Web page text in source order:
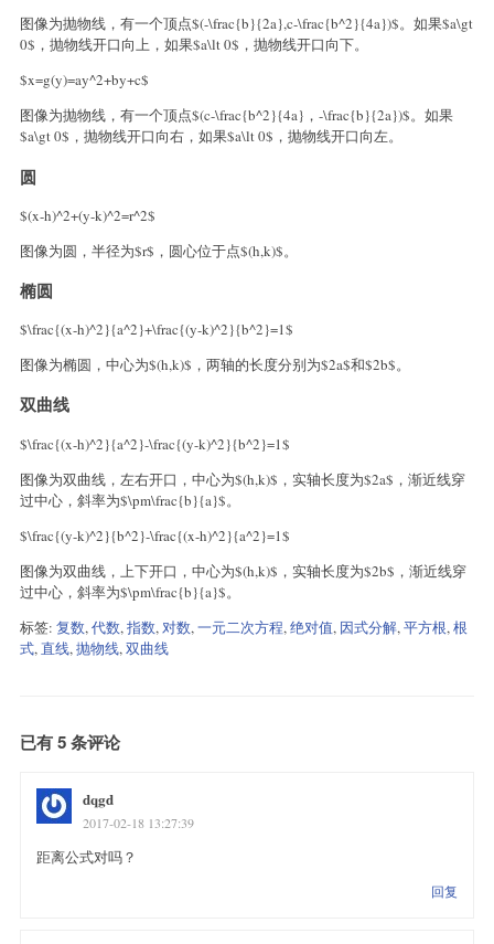
图像为抛物线，有一个顶点$(-\frac{b}{2a},c-\frac{b^2}{4a})$。如果$a\gt
0$，抛物线开口向上，如果$a\lt 0$，抛物线开口向下。
$x=g(y)=ay^2+by+c$
图像为抛物线，有一个顶点$(c-\frac{b^2}{4a}，-\frac{b}{2a})$。如果
$a\gt 0$，抛物线开口向右，如果$a\lt 0$，抛物线开口向左。
圆
$(x-h)^2+(y-k)^2=r^2$
图像为圆，半径为$r$，圆心位于点$(h,k)$。
椭圆
$\frac{(x-h)^2}{a^2}+\frac{(y-k)^2}{b^2}=1$
图像为椭圆，中心为$(h,k)$，两轴的长度分别为$2a$和$2b$。
双曲线
$\frac{(x-h)^2}{a^2}-\frac{(y-k)^2}{b^2}=1$
图像为双曲线，左右开口，中心为$(h,k)$，实轴长度为$2a$，渐近线穿
过中心，斜率为$\pm\frac{b}{a}$。
$\frac{(y-k)^2}{b^2}-\frac{(x-h)^2}{a^2}=1$
图像为双曲线，上下开口，中心为$(h,k)$，实轴长度为$2b$，渐近线穿
过中心，斜率为$\pm\frac{b}{a}$。
标签: 复数, 代数, 指数, 对数, 一元二次方程, 绝对值, 因式分解, 平方根, 根
式, 直线, 抛物线, 双曲线
已有 5 条评论
dqgd
2017-02-18 13:27:39
距离公式对吗？
回复